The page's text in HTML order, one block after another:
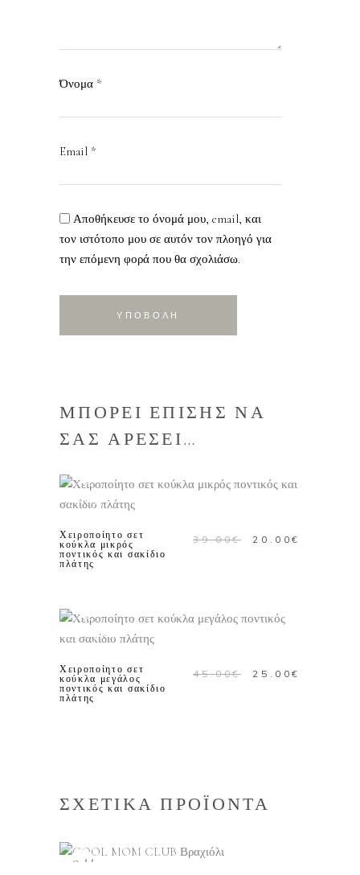
Όνομα *
Email *
Αποθήκευσε το όνομά μου, email, και
τον ιστότοπο μου σε αυτόν τον πλοηγό για
την επόμενη φορά που θα σχολιάσω.
ΜΠΟΡΕΙ ΕΠΙΣΗΣ ΝΑ
ΣΑΣ ΑΡΕΣΕΙ…
Προσφορά!
ΠΡΟΣΘΗΚΗ ΣΤΟ
Χειροποίητο σετ
κούκλα μικρός
ποντικός και σακίδιο
πλάτης
39.00€
Original
20.00€
Προσφορά!
ΠΡΟΣΘΗΚΗ ΣΤΟ
Χειροποίητο σετ
κούκλα μεγάλος
ποντικός και σακίδιο
πλάτης
45.00€
Original
25.00€
ΣΧΕΤΙΚΑ ΠΡΟΪΟΝΤΑ
Sold